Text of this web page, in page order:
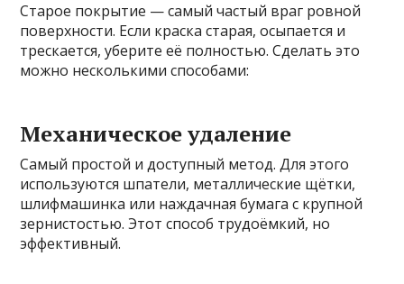
Старое покрытие — самый частый враг ровной
поверхности. Если краска старая, осыпается и
трескается, уберите её полностью. Сделать это
можно несколькими способами:
Механическое удаление
Самый простой и доступный метод. Для этого
используются шпатели, металлические щётки,
шлифмашинка или наждачная бумага с крупной
зернистостью. Этот способ трудоёмкий, но
эффективный.